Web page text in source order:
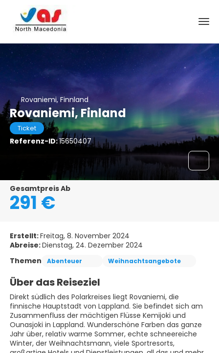
Rovaniemi, Finnland
Rovaniemi, Finland
Ticket
Referenz-ID:15650407
Gesamtpreis Ab
291 €
Erstellt:Freitag, 8. November 2024
Abreise:Dienstag, 24. Dezember 2024
Themen
Abenteuer Weihnachtsangebote
Über das Reiseziel
Direkt südlich des Polarkreises liegt Rovaniemi, die
finnische Hauptstadt von Lappland. Sie befindet sich am
Zusammenfluss der mächtigen Flüsse Kemijoki und
Ounasjoki in Lappland. Wunderschöne Farben das ganze
Jahr über, relativ warme Sommer, echte schneereiche
Winter, der Weihnachtsmann, viele Sportresorts,